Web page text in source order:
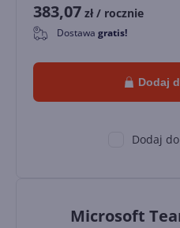
383,07 zł / rocznie
0 Dostawa gratis!
Dodaj
Dodaj
Microsoft